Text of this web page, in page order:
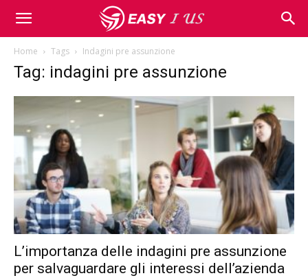
Home Tags Indagini pre assunzione
Tag: indagini pre assunzione
L’importanza delle indagini pre assunzione
per salvaguardare gli interessi dell’azienda